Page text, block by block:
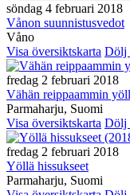
söndag 4 februari 2018
Vånon suunnistusvedot
Våno
Visa översiktskarta Dölj
fredag 2 februari 2018
Vähän reippaammin
Parmaharju, Suomi
Visa översiktskarta Dölj
fredag 2 februari 2018
Yöllä hissukseet
Parmaharju, Suomi